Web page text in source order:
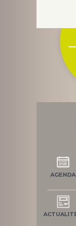
AGENDA